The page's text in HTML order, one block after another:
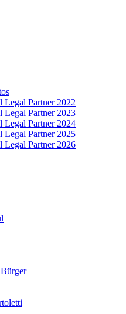
Legal Partner 2022
Legal Partner 2023
Legal Partner 2024
Legal Partner 2025
Legal Partner 2026